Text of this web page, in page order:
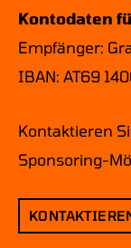
Kontodaten
Empfänger:
IBAN: AT69
Kontaktieren
Sponsoring-